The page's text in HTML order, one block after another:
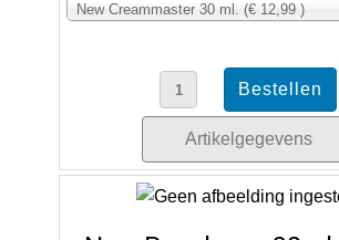
New Creammaster 30 ml. (€ 12,99 )
Artikelgegevens